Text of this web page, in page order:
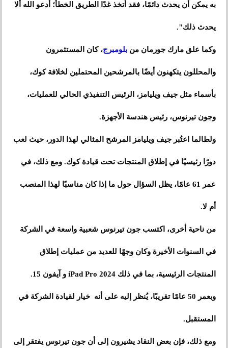
به يمكن أن يحدث دائمًا، فقد أتخذ غدًا الطريق الخطأ؛ أدعو الله ألا
يحدث ذلك".
وكما علق مارك جورمان منبلومبرج، كان المستثمرون
والمحللون يتكهنون أيضًا بالمرشحين المحتملين لخلافة كوك،
بأسماء مثل جيف ويليامز، الرئيس التنفيذي الحالي للعمليات،
وجون تيرنوس، رئيس هندسة الأجهزة.
ولطالما اعتُبر جيف ويليامز المرشح المثالي لهذا الدور، حيث لعب
دورًا رئيسيًا في إطلاق المنتجات تحت قيادة كوك. ومع ذلك، في
عمر 61 عامًا، يظل السؤال حول ما إذا كان مناسبًا لهذا المنصب
أم لا.
من ناحية أخرى، اكتسب جون تيرنوس شعبية واسعة في الشركة
في السنوات الأخيرة وكان وجهًا للعديد من عمليات إطلاق
المنتجات الرئيسية، بما في ذلك iPad Pro 2024 و آيفون 15.
وبعمر 50 عامًا تقريبًا، يُنظر إليه على أنه خيار لقيادة الشركة في
المستقبل.
ومع ذلك، فإن بعض النقاد يشيرون إلى أن جون تيرنوس يفتقر إلى